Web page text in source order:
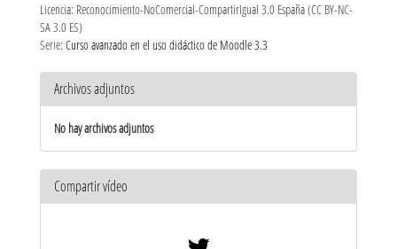
Licencia: Reconocimiento-NoComercial-CompartirIgual 3.0 España (CC BY-NC-
SA 3.0 ES)
Serie: Curso avanzado en el uso didáctico de Moodle 3.3
Archivos adjuntos
No hay archivos adjuntos
Compartir vídeo